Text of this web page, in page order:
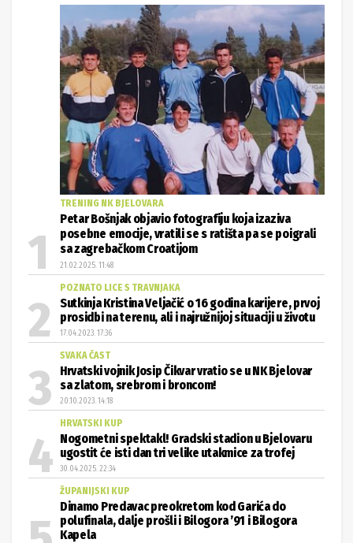
TRENING NK BJELOVARA
Petar Bošnjak objavio fotografiju koja izaziva
posebne emocije, vratili se s ratišta pa se poigrali
sa zagrebačkom Croatijom
21.02.2025. 11:48
POZNATO LICE S TRAVNJAKA
Sutkinja Kristina Veljačić o 16 godina karijere, prvoj
prosidbi na terenu, ali i najružnijoj situaciji u životu
17.04.2023. 17:36
SVAKA ČAST
Hrvatski vojnik Josip Čikvar vratio se u NK Bjelovar
sa zlatom, srebrom i broncom!
20.10.2023. 14:18
HRVATSKI KUP
Nogometni spektakl! Gradski stadion u Bjelovaru
ugostit će isti dan tri velike utakmice za trofej
30.04.2025. 22:34
ŽUPANIJSKI KUP
Dinamo Predavac preokretom kod Garića do
polufinala, dalje prošli i Bilogora ’91 i Bilogora
Kapela